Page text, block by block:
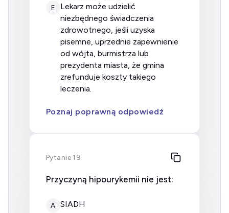
E
lekarz może udzielić
niezbędnego świadczenia
zdrowotnego, jeśli uzyska
pisemne, uprzednie zapewnienie
od wójta, burmistrza lub
prezydenta miasta, że gmina
zrefunduje koszty takiego
leczenia.
Poznaj poprawną odpowiedź
Pytanie 19
Przyczyną hipourykemii nie jest:
A SIADH